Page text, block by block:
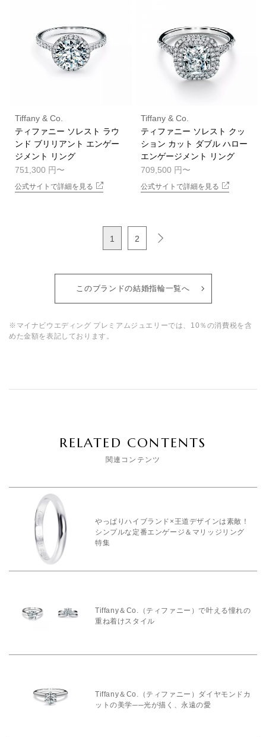
Tiffany & Co.
ティファニー ソレスト ラウ
ンド ブリリアント エンゲー
ジメント リング
751,300 円
公式サイトで詳細を見る
Tiffany & Co.
ティファニー ソレスト クッ
ション カット ダブル ハロー
エンゲージメント リング
709,500 円
公式サイトで詳細を見る
1 2
このブランドの結婚指輪一覧へ
※マイナビウエディング プレミアムジュエリーでは、10％の消費税を含
めた金額を表記しております。
RELATED CONTENTS
関連コンテンツ
やっぱりハイブランド×王道デザインは素敵！
シンプルな定番エンゲージ＆マリッジリング
特集
Tiffany＆Co.（ティファニー）で叶える憧れの
重ね着けスタイル
Tiffany＆Co.（ティファニー）ダイヤモンドカ
ットの美学──光が描く、永遠の愛